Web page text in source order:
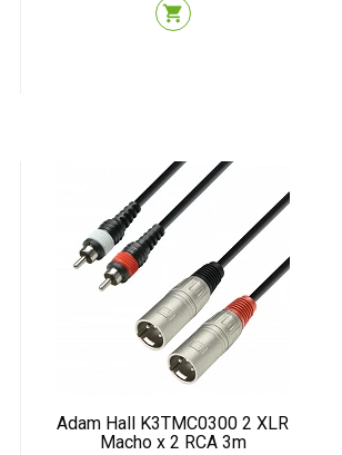
shopping_cart
Adam Hall K3TMC0300 2 XLR
Macho x 2 RCA 3m